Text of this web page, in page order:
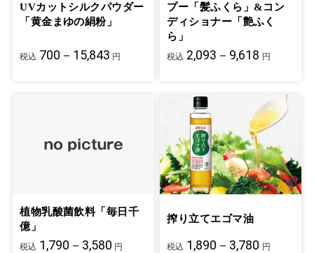
UVカットシルクパウダー
「黄金まゆの絹粉」
税込 700－15,843 円
プー「髪ふくら」&コン
ディショナー「艶ふく
ら」
税込 2,093－9,618 円
植物乳酸菌飲料「毎日千
億」
税込 1,790－3,580 円
搾り立てエゴマ油
税込 1,890－3,780 円